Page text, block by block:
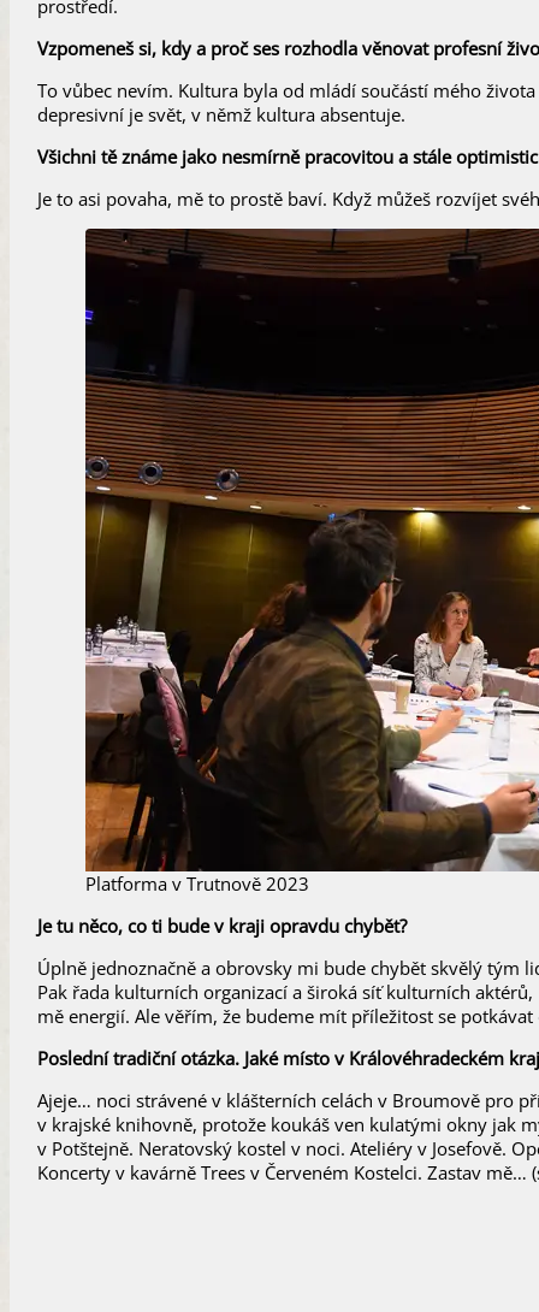
prostředí.
Vzpomeneš si, kdy a proč ses rozhodla věnovat profesní
To vůbec nevím. Kultura byla od mládí součástí mého
depresivní je svět, v němž kultura absentuje.
Všichni tě známe jako nesmírně pracovitou a stále
Je to asi povaha, mě to prostě baví. Když můžeš rozvíjet
Platforma v Trutnově 2023
Je tu něco, co ti bude v kraji opravdu chybět?
Úplně jednoznačně a obrovsky mi bude chybět skvělý tým
Pak řada kulturních organizací a široká síť kulturních
mě energií. Ale věřím, že budeme mít příležitost se
Poslední tradiční otázka. Jaké místo v Královéhradeckém
Ajeje… noci strávené v klášterních celách v Broumově pro
v krajské knihovně, protože koukáš ven kulatými okny jak
v Potštejně. Neratovský kostel v noci. Ateliéry v Josefově.
Koncerty v kavárně Trees v Červeném Kostelci. Zastav mě…